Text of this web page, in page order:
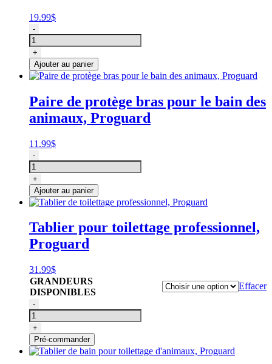
19.99$
quantité
de
Tablier
de
bain
pour
Gain
Grooming
-
+
Ajouter au panier
Paire de protège bras pour le bain des
animaux, Proguard
11.99$
quantité
de
Paire
de
protège
bras
pour
le
bain
des
animaux,
Proguard
-
+
Ajouter au panier
Tablier pour toilettage professionnel,
Proguard
31.99$
GRANDEURS
DISPONIBLES
Effacer
quantité
de
Tablier
de
toilettage
professionnel,
-
+
Pré-commander